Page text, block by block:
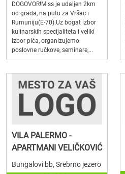
DOGOVOR!Miss je udaljen 2km
od grada, na putu za Vršac i
Rumuniju(E-70).Uz bogat izbor
kulinarskih specijaliteta i veliki
izbor pića, organizujemo
poslovne ručkove, seminare,...
VILA PALERMO -
APARTMANI VELIČKOVIĆ
Bungalovi bb, Srebrno jezero